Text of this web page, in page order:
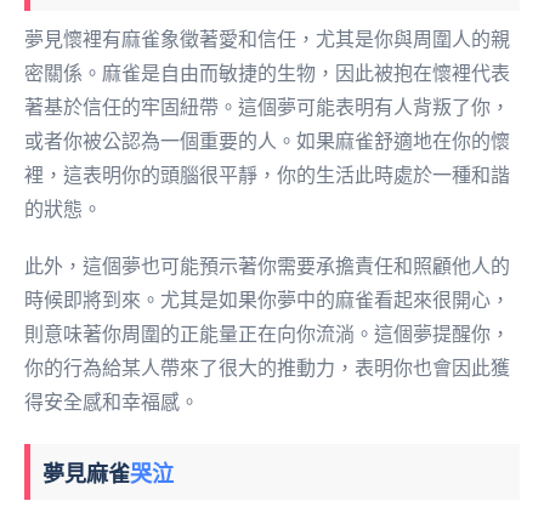
夢見懷裡有麻雀象徵著愛和信任，尤其是你與周圍人的親
密關係。麻雀是自由而敏捷的生物，因此被抱在懷裡代表
著基於信任的牢固紐帶。這個夢可能表明有人背叛了你，
或者你被公認為一個重要的人。如果麻雀舒適地在你的懷
裡，這表明你的頭腦很平靜，你的生活此時處於一種和諧
的狀態。
此外，這個夢也可能預示著你需要承擔責任和照顧他人的
時候即將到來。尤其是如果你夢中的麻雀看起來很開心，
則意味著你周圍的正能量正在向你流淌。這個夢提醒你，
你的行為給某人帶來了很大的推動力，表明你也會因此獲
得安全感和幸福感。
夢見麻雀哭泣